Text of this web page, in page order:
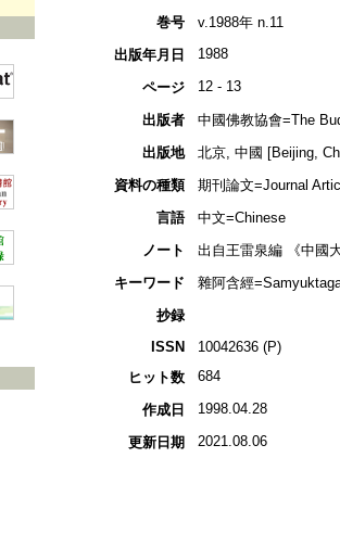
巻号
v.1988年 n.11
出版年月日
1988
ページ 12 - 13
出版者
中國佛教協會=The
出版地
北京, 中國 [Beijing,
資料の種類
期刊論文=Journal
言語
中文=Chinese
ノート
出自王雷泉編 《中國
キーワード
雜阿含經
抄録
ISSN
10042636 (P)
ヒット数
684
作成日 1998.04.28
更新日期 2021.08.06